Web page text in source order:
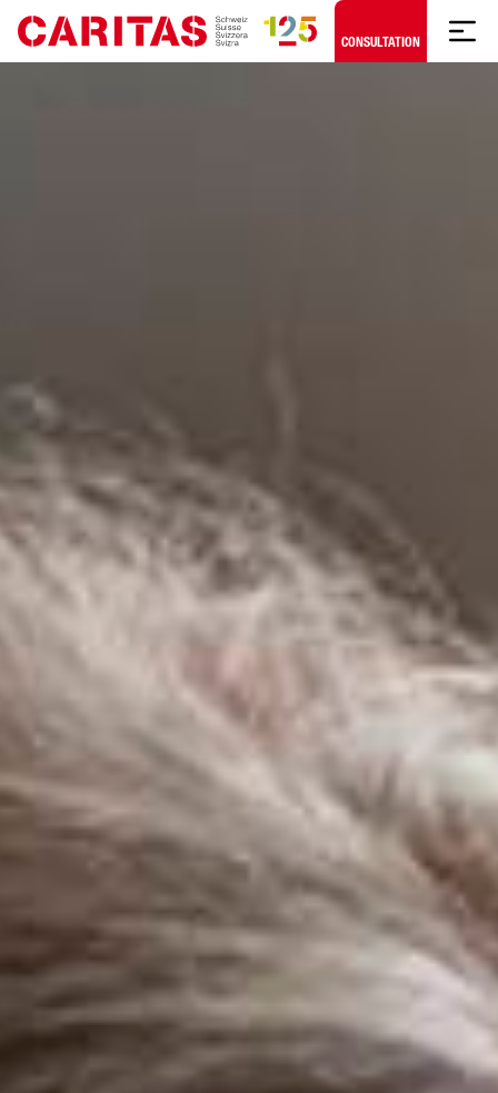
Skip to content
CONSULTATION